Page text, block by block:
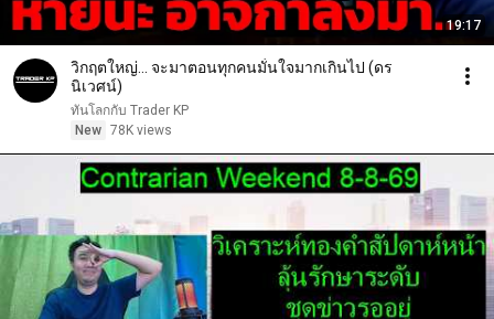
19:17
วิกฤตใหญ่... จะมาตอนทุกคนมั่นใจมากเกินไป (ดร
นิเวศน์)
ทันโลกกับ Trader KP
New 78K views